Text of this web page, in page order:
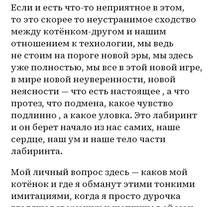
Если и есть что-то неприятное в этом,
то это скорее то неустранимое сходство
между котёнком-другом и нашим
отношением к технологии, мы ведь
не стоим на пороге новой эры, мы здесь
уже полностью, мы все в этой новой игре,
в мире новой неуверенности, новой
неясности — что есть настоящее , а что
протез, что подмена, какое чувство
подлинно , а какое уловка. Это лабиринт
и он берет начало из нас самих, наше
сердце, наш ум и наше тело части
лабиринта.
Мой личный вопрос здесь — каков мой
котёнок и где я обманут этими тонкими
имитациями, когда я просто дурочка